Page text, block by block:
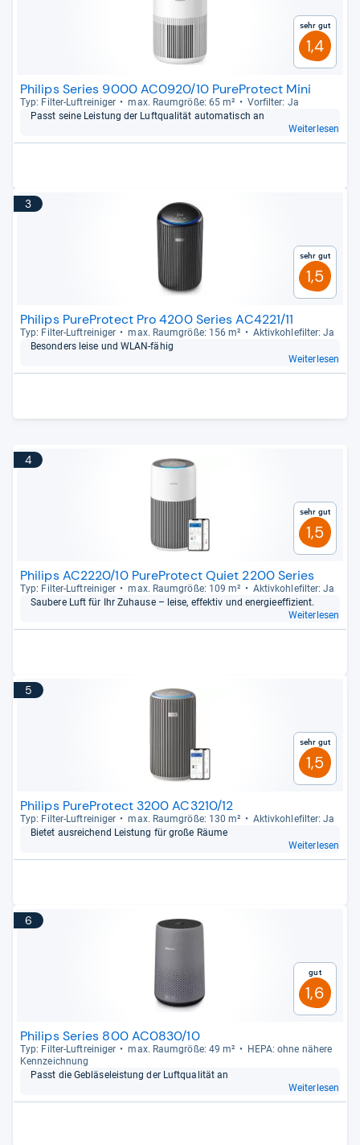
Sehr gut
1,4
Philips Series 9000 AC0920/10 PureProtect Mini
Typ: Fil­ter-​Luftrei­ni­ger max. Raum­größe: 65 m²
Vor­fil­ter: Ja
Passt seine Leis­tung der Luft­qua­li­tät auto­ma­tisch an
Weiterlesen
3
Sehr gut
1,5
Philips PureProtect Pro 4200 Series AC4221/11
Typ: Fil­ter-​Luftrei­ni­ger max. Raum­größe: 156 m²
Aktiv­koh­le­fil­ter: Ja
Beson­ders leise und WLAN-​fähig
Weiterlesen
4
Sehr gut
1,5
Philips AC2220/10 PureProtect Quiet 2200 Series
Typ: Fil­ter-​Luftrei­ni­ger max. Raum­größe: 109 m²
Aktiv­koh­le­fil­ter: Ja
Sau­bere Luft für Ihr Zuhause – leise, effek­tiv und ener­gie­ef­fi­zi­ent.
Weiterlesen
5
Sehr gut
1,5
Philips PureProtect 3200 AC3210/12
Typ: Fil­ter-​Luftrei­ni­ger max. Raum­größe: 130 m²
Aktiv­koh­le­fil­ter: Ja
Bie­tet aus­rei­chend Leis­tung für große Räume
Weiterlesen
6
Gut
1,6
Philips Series 800 AC0830/10
Typ: Fil­ter-​Luftrei­ni­ger max. Raum­größe: 49 m²
HEPA: ohne nähere
Kenn­zeich­nung
Passt die Geblä­se­leis­tung der Luft­qua­li­tät an
Weiterlesen